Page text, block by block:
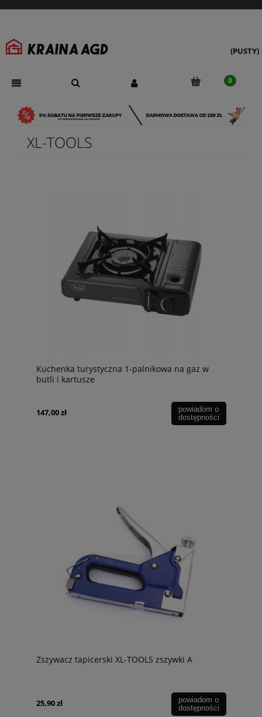
(PUSTY)
XL-TOOLS
Kuchenka turystyczna 1-palnikowa na gaz w
butli i kartusze
147,00 zł
powiadom o
dostępności
Zszywacz tapicerski XL-TOOLS zszywki A
25,90 zł
powiadom o
dostępności